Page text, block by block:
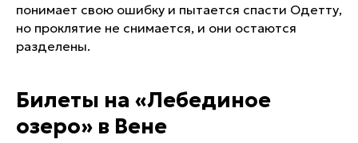
понимает свою ошибку и пытается спасти Одетту,
но проклятие не снимается, и они остаются
разделены.
Билеты на «Лебединое
озеро» в Вене